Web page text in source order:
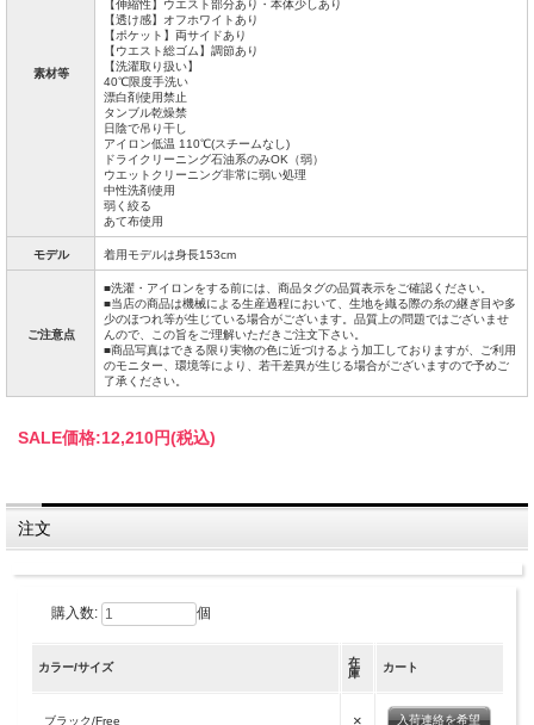
素材等
【伸縮性】ウエスト部分あり・本体少しあり
【透け感】オフホワイトあり
【ポケット】両サイドあり
【ウエスト総ゴム】調節あり
【洗濯取り扱い】
40℃限度手洗い
漂白剤使用禁止
タンブル乾燥禁
日陰で吊り干し
アイロン低温 110℃(スチームなし)
ドライクリーニング石油系のみOK（弱）
ウエットクリーニング非常に弱い処理
中性洗剤使用
弱く絞る
あて布使用
モデル 着用モデルは身長153cm
ご注意点
■洗濯・アイロンをする前には、商品タグの品質表示をご確認ください。
■当店の商品は機械による生産過程において、生地を織る際の糸の継ぎ目や多
少のほつれ等が生じている場合がございます。品質上の問題ではございませ
んので、この旨をご理解いただきご注文下さい。
■商品写真はできる限り実物の色に近づけるよう加工しておりますが、ご利用
のモニター、環境等により、若干差異が生じる場合がございますので予めご
了承ください。
SALE価格:12,210円(税込)
注文
購入数: 個
カラー/サイズ
在
庫
カート
ブラック/Free × 入荷連絡を希望